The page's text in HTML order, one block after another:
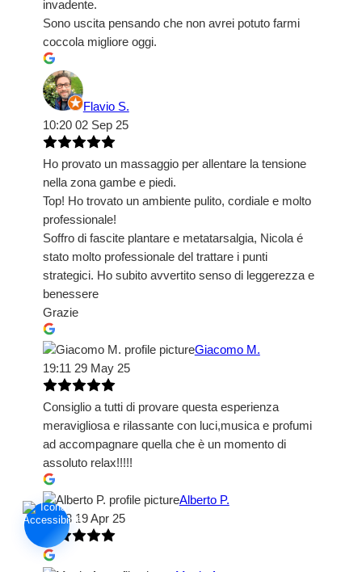
invadente.
Sono uscita pensando che non avrei potuto farmi
coccola migliore oggi.
Flavio S.
10:20 02 Sep 25
Ho provato un massaggio per allentare la tensione
nella zona gambe e piedi.
Top! Ho trovato un ambiente pulito, cordiale e molto
professionale!
Soffro di fascite plantare e metatarsalgia, Nicola é
stato molto professionale del trattare i punti
strategici. Ho subito avvertito senso di leggerezza e
benessere
Grazie
Giacomo M.
19:11 29 May 25
Consiglio a tutti di provare questa esperienza
meravigliosa e rilassante con luci,musica e profumi
ad accompagnare quella che è un momento di
assoluto relax!!!!!
Alberto P.
17:33 19 Apr 25